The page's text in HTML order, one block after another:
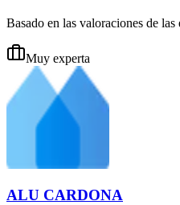
Basado en las valoraciones de
Muy experta
ALU CARDONA